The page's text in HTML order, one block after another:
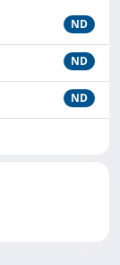
ND
ND
ND